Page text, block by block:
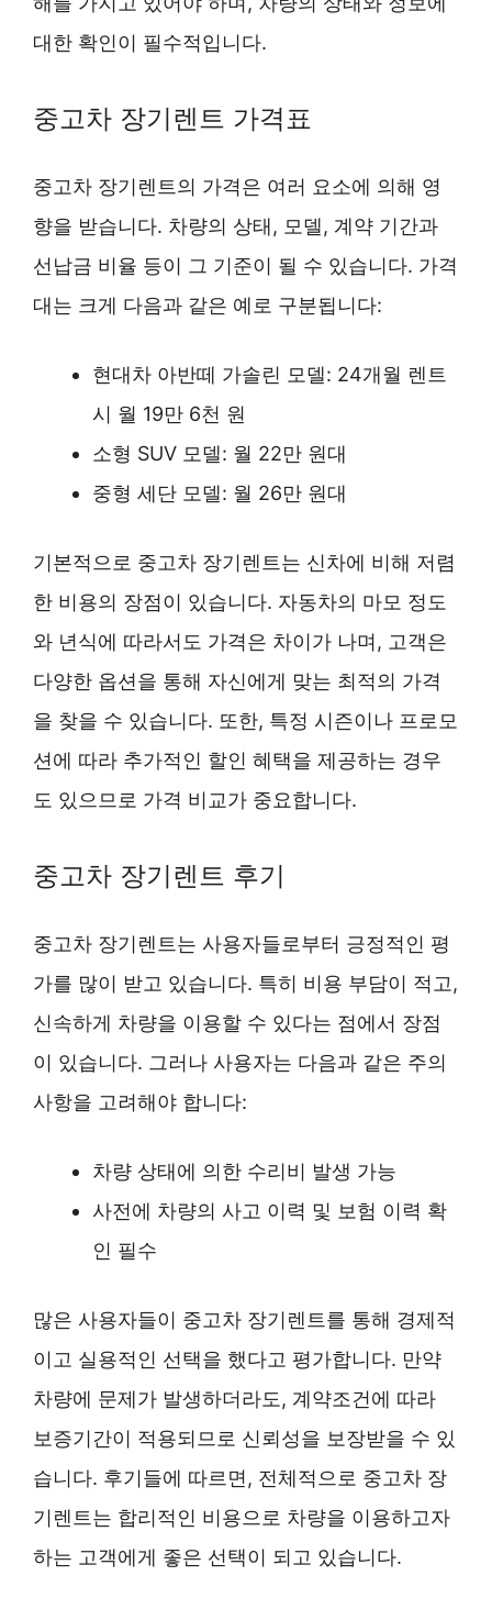
대한 확인이 필수적입니다.
중고차 장기렌트 가격표
중고차 장기렌트의 가격은 여러 요소에 의해 영
향을 받습니다. 차량의 상태, 모델, 계약 기간과
선납금 비율 등이 그 기준이 될 수 있습니다. 가격
대는 크게 다음과 같은 예로 구분됩니다:
현대차 아반떼 가솔린 모델: 24개월 렌트
시 월 19만 6천 원
소형 SUV 모델: 월 22만 원대
중형 세단 모델: 월 26만 원대
기본적으로 중고차 장기렌트는 신차에 비해 저렴
한 비용의 장점이 있습니다. 자동차의 마모 정도
와 년식에 따라서도 가격은 차이가 나며, 고객은
다양한 옵션을 통해 자신에게 맞는 최적의 가격
을 찾을 수 있습니다. 또한, 특정 시즌이나 프로모
션에 따라 추가적인 할인 혜택을 제공하는 경우
도 있으므로 가격 비교가 중요합니다.
중고차 장기렌트 후기
중고차 장기렌트는 사용자들로부터 긍정적인 평
가를 많이 받고 있습니다. 특히 비용 부담이 적고,
신속하게 차량을 이용할 수 있다는 점에서 장점
이 있습니다. 그러나 사용자는 다음과 같은 주의
사항을 고려해야 합니다:
차량 상태에 의한 수리비 발생 가능
사전에 차량의 사고 이력 및 보험 이력 확
인 필수
많은 사용자들이 중고차 장기렌트를 통해 경제적
이고 실용적인 선택을 했다고 평가합니다. 만약
차량에 문제가 발생하더라도, 계약조건에 따라
보증기간이 적용되므로 신뢰성을 보장받을 수 있
습니다. 후기들에 따르면, 전체적으로 중고차 장
기렌트는 합리적인 비용으로 차량을 이용하고자
하는 고객에게 좋은 선택이 되고 있습니다.